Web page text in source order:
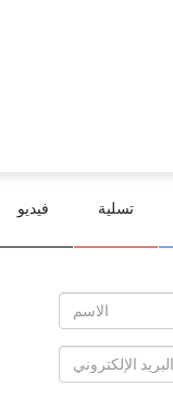
تسلية فيديو